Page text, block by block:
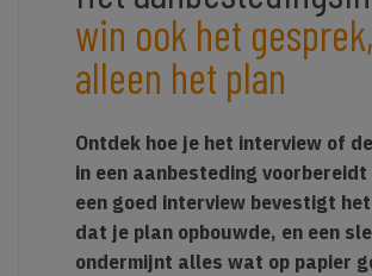
win ook het
alleen het plan
Ontdek hoe je het interview of
in een aanbesteding
een goed interview bevestigt
dat je plan opbouwde, en een
ondermijnt alles wat op papier